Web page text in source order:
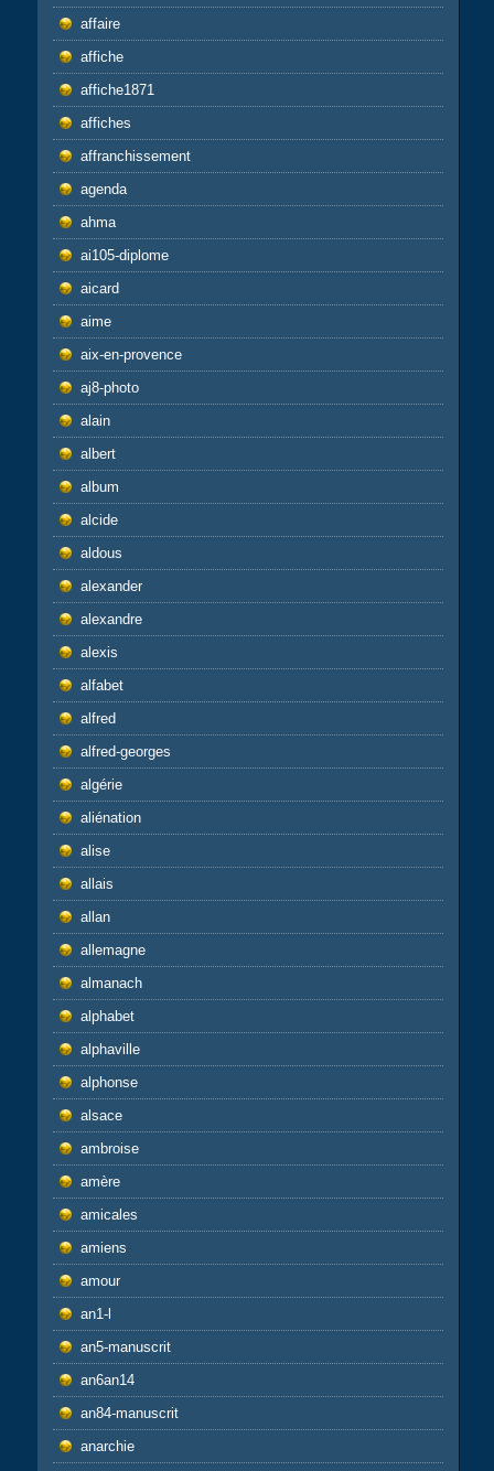
affaire
affiche
affiche1871
affiches
affranchissement
agenda
ahma
ai105-diplome
aicard
aime
aix-en-provence
aj8-photo
alain
albert
album
alcide
aldous
alexander
alexandre
alexis
alfabet
alfred
alfred-georges
algérie
aliénation
alise
allais
allan
allemagne
almanach
alphabet
alphaville
alphonse
alsace
ambroise
amère
amicales
amiens
amour
an1-l
an5-manuscrit
an6an14
an84-manuscrit
anarchie